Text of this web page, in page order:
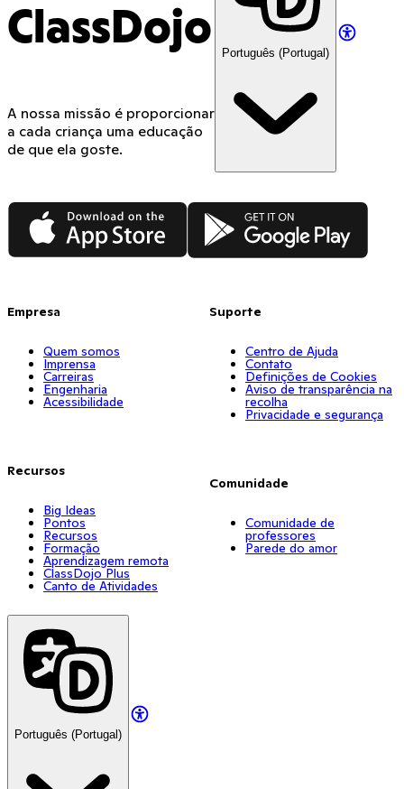
ClassDojo
A nossa missão é proporcionar
a cada criança uma educação
de que ela goste.
Português (Portugal)
App Store Google Play
Empresa
Quem somos
Imprensa
Carreiras
Engenharia
Acessibilidade
Recursos
Big Ideas
Pontos
Recursos
Formação
Aprendizagem remota
ClassDojo Plus
Canto de Atividades
Suporte
Centro de Ajuda
Contato
Definições de Cookies
Aviso de transparência na
recolha
Privacidade e segurança
Comunidade
Comunidade de
professores
Parede do amor
Português (Portugal)